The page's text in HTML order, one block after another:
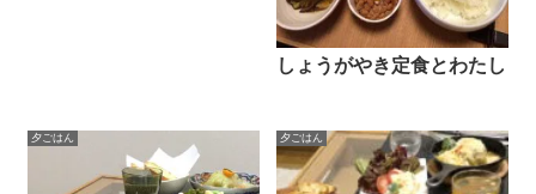
しょうがやき定食とわたし
夕ごはん 夕ごはん